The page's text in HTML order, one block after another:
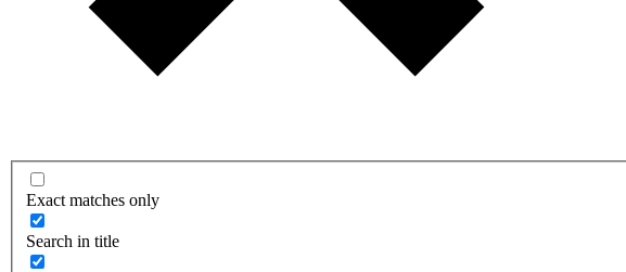
Exact matches only
Search in title